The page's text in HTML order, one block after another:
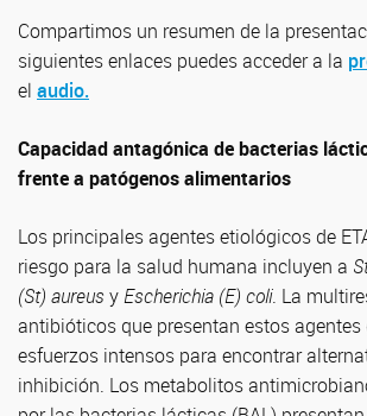
Compartimos un resumen de la
siguientes enlaces puedes acceder a la
el audio.
Capacidad antagónica de bacterias
frente a patógenos alimentarios
Los principales agentes etiológicos de
riesgo para la salud humana incluyen a
(St) aureusyEscherichia (E) coli. La
antibióticos que presentan estos agentes
esfuerzos intensos para encontrar
inhibición. Los metabolitos